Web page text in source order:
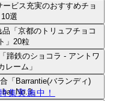
ビス充実のおすすめチョ
選
「京都のトリュフチョコ
」20粒
蹄鉄のショコラ - アントワ
レーム」
「Barrantie(バランディ)
bar No.3」
集実施中！